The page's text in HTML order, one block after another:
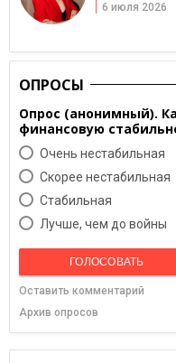
6 июля 2026
ОПРОСЫ
Опрос (анонимный).
финансовую
Очень нестабильная
Скорее нестабильная
Cтабильная
Лучше, чем до войны
ГОЛОСОВАТЬ
Оставить комментарий
Архив опросов